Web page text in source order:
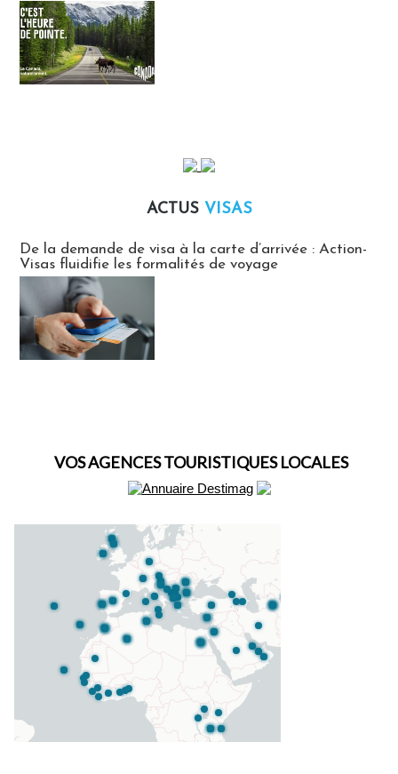
ACTUS VISAS
De la demande de visa à la carte d’arrivée : Action-
Visas fluidifie les formalités de voyage
VOS AGENCES TOURISTIQUES LOCALES